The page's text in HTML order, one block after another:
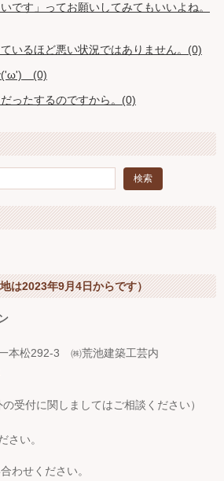
です」ってお願いしてみてもいいよね。
いるほど悪い状況ではありません。(0)
('ω') (0)
ったするのですから。(0)
は2023年9月4日からです）
本松292-3 ㈱荒池建築工芸内
受付に関しましてはご相談ください）
さい。
わせください。